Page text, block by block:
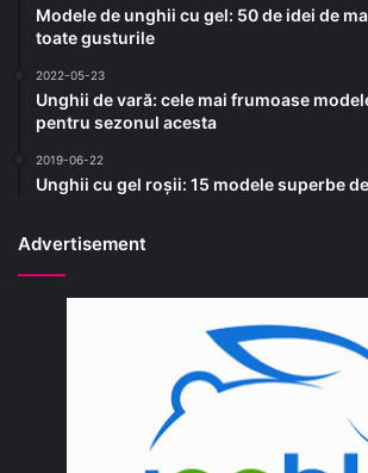
Modele de unghii cu gel: 50 de idei de
toate gusturile
2022-05-23
Unghii de vară: cele mai frumoase
pentru sezonul acesta
2019-06-22
Unghii cu gel roșii: 15 modele superbe
Advertisement